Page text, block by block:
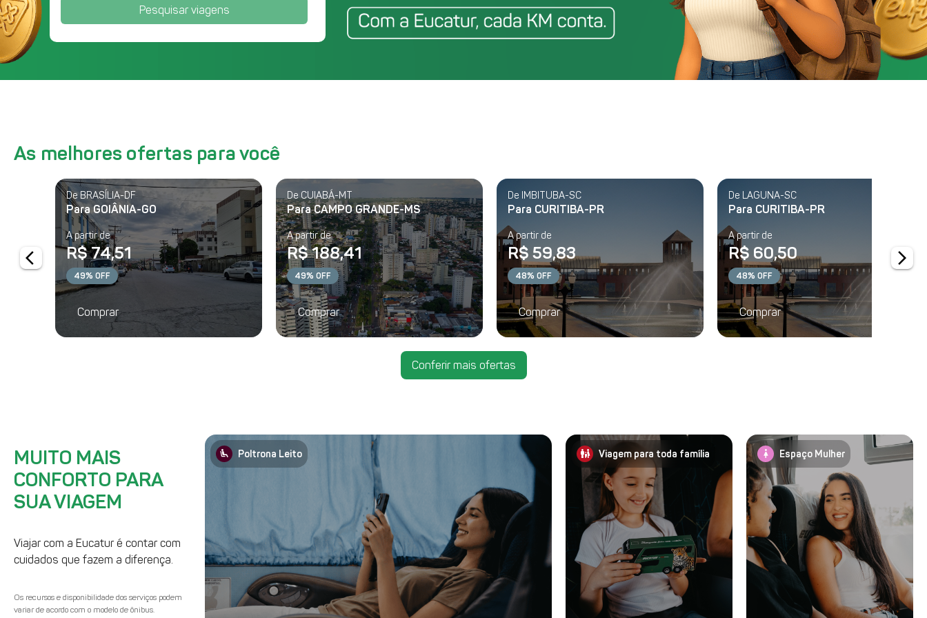
Pesquisar viagens
As melhores ofertas para você
arrow_back_ios
De BRASÍLIA-DF
Para GOIÂNIA-GO
A partir de
R$ 74,51
49% OFF
Comprar
De CUIABÁ-MT
Para CAMPO GRANDE-MS
A partir de
R$ 188,41
49% OFF
Comprar
De IMBITUBA-SC
Para CURITIBA-PR
A partir de
R$ 59,83
48% OFF
Comprar
De LAGUNA-SC
Para CURITIBA-PR
A partir de
R$ 60,50
48% OFF
Comprar
arrow_forward_ios
Conferir mais ofertas
MUITO MAIS
CONFORTO PARA
SUA VIAGEM
Viajar com a Eucatur é contar com
cuidados que fazem a diferença.
Os recursos e disponibilidade dos serviços podem
variar de acordo com o modelo de ônibus.
airline_seat_recline_extra Poltrona Leito family_restroom Viagem para toda família woman_2 Espaço Mulher